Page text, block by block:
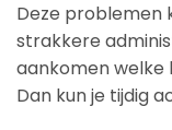
Deze problemen
strakkere
aankomen welke
Dan kun je tijdig